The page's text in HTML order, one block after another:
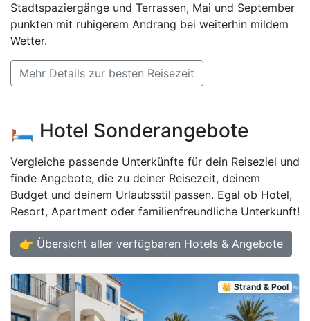
Stadtspaziergänge und Terrassen, Mai und September
punkten mit ruhigerem Andrang bei weiterhin mildem
Wetter.
Mehr Details zur besten Reisezeit
🛏️ Hotel Sonderangebote
Vergleiche passende Unterkünfte für dein Reiseziel und
finde Angebote, die zu deiner Reisezeit, deinem
Budget und deinem Urlaubsstil passen. Egal ob Hotel,
Resort, Apartment oder familienfreundliche Unterkunft!
👉 Übersicht aller verfügbaren Hotels & Angebote
👑 Strand & Pool